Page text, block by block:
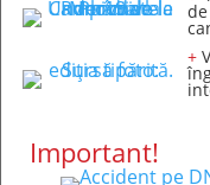
+
Important!